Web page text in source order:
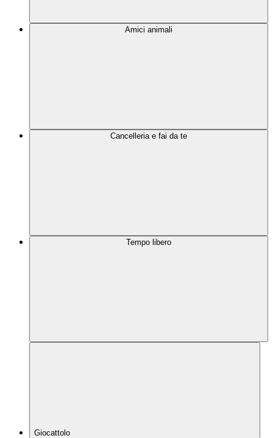
Amici animali
Cancelleria e fai da te
Tempo libero
Giocattolo